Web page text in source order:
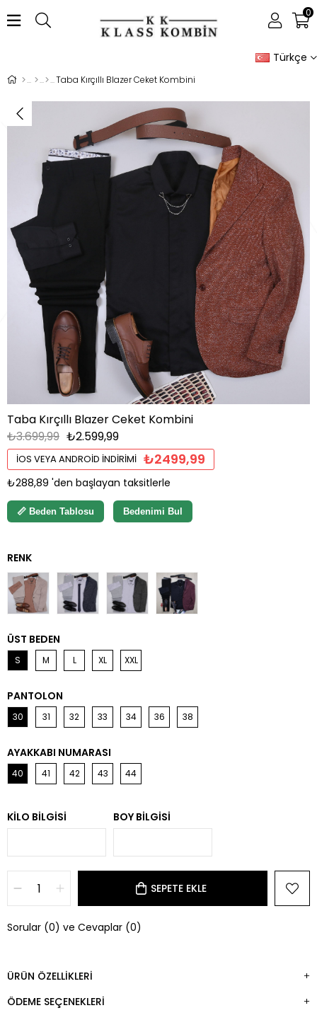
Türkçe
0
Taba Kırçıllı Blazer Ceket Kombini
Taba Kırçıllı Blazer Ceket Kombini
₺3.699,99 ₺2.599,99
İOS VEYA ANDROID İNDIRIMI ₺2499,99
₺288,89 'den başlayan taksitlerle
📏 Beden Tablosu Bedenimi Bul
ÜST BEDEN
S M L XL XXL
PANTOLON
30 31 32 33 34 36 38
AYAKKABI NUMARASI
40 41 42 43 44
KILO BILGISI BOY BILGISI
Sorular (0) ve Cevaplar (0)
ÜRÜN ÖZELLIKLERI
ÖDEME SEÇENEKLERI